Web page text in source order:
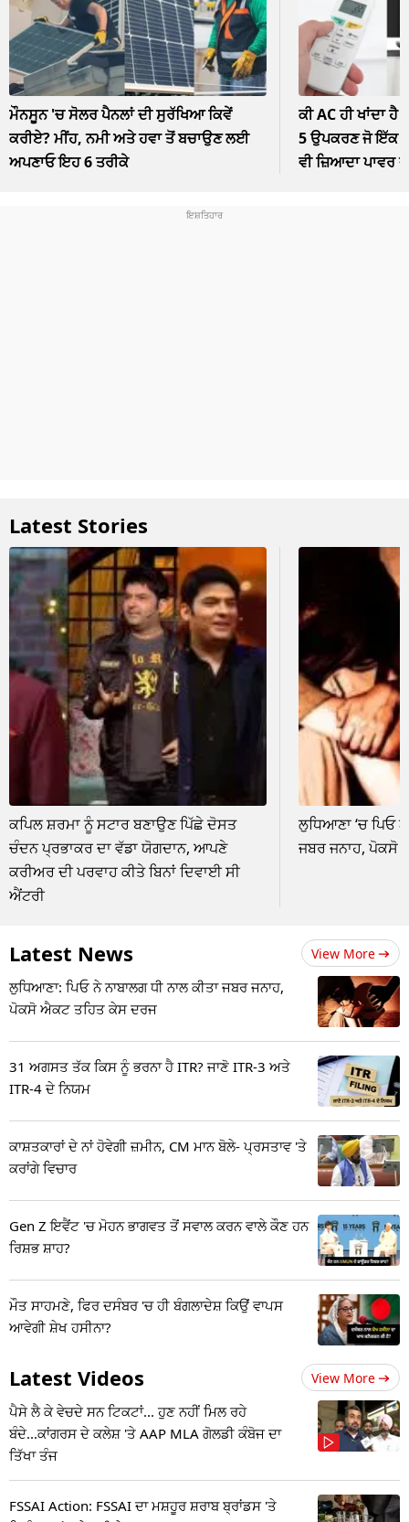
ਮੌਨਸੂਨ 'ਚ ਸੋਲਰ ਪੈਨਲਾਂ ਦੀ ਸੁਰੱਖਿਆ ਕਿਵੇਂ
ਕਰੀਏ? ਮੀਂਹ, ਨਮੀ ਅਤੇ ਹਵਾ ਤੋਂ ਬਚਾਉਣ ਲਈ
ਅਪਣਾਓ ਇਹ 6 ਤਰੀਕੇ
ਕੀ AC ਹੀ ਖਾਂਦਾ
5 ਉਪਕਰਣ ਜੋ ਇੱਕ
ਵੀ ਜ਼ਿਆਦਾ ਪਾਵਰ
Latest Stories
ਕਪਿਲ ਸ਼ਰਮਾ ਨੂੰ ਸਟਾਰ ਬਣਾਉਣ ਪਿੱਛੇ ਦੋਸਤ
ਚੰਦਨ ਪ੍ਰਭਾਕਰ ਦਾ ਵੱਡਾ ਯੋਗਦਾਨ, ਆਪਣੇ
ਕਰੀਅਰ ਦੀ ਪਰਵਾਹ ਕੀਤੇ ਬਿਨਾਂ ਦਿਵਾਈ ਸੀ
ਐਂਟਰੀ
ਲੁਧਿਆਣਾ ‘ਚ ਪਿਓ
ਜਬਰ ਜਨਾਹ, ਪੋਕਸੋ
Latest News View More
ਲੁਧਿਆਣਾ: ਪਿਓ ਨੇ ਨਾਬਾਲਗ ਧੀ ਨਾਲ ਕੀਤਾ ਜਬਰ ਜਨਾਹ,
ਪੋਕਸੋ ਐਕਟ ਤਹਿਤ ਕੇਸ ਦਰਜ
31 ਅਗਸਤ ਤੱਕ ਕਿਸ ਨੂੰ ਭਰਨਾ ਹੈ ITR? ਜਾਣੋ ITR-3 ਅਤੇ
ITR-4 ਦੇ ਨਿਯਮ
ਕਾਸ਼ਤਕਾਰਾਂ ਦੇ ਨਾਂ ਹੋਵੇਗੀ ਜ਼ਮੀਨ, CM ਮਾਨ ਬੋਲੇ- ਪ੍ਰਸਤਾਵ 'ਤੇ
ਕਰਾਂਗੇ ਵਿਚਾਰ
Gen Z ਇਵੈਂਟ 'ਚ ਮੋਹਨ ਭਾਗਵਤ ਤੋਂ ਸਵਾਲ ਕਰਨ ਵਾਲੇ ਕੌਣ ਹਨ
ਰਿਸ਼ਭ ਸ਼ਾਹ?
ਮੌਤ ਸਾਹਮਣੇ, ਫਿਰ ਦਸੰਬਰ 'ਚ ਹੀ ਬੰਗਲਾਦੇਸ਼ ਕਿਉਂ ਵਾਪਸ
ਆਵੇਗੀ ਸ਼ੇਖ ਹਸੀਨਾ?
Latest Videos View More
ਪੈਸੇ ਲੈ ਕੇ ਵੇਚਦੇ ਸਨ ਟਿਕਟਾਂ... ਹੁਣ ਨਹੀਂ ਮਿਲ ਰਹੇ
ਬੰਦੇ...ਕਾਂਗਰਸ ਦੇ ਕਲੇਸ਼ 'ਤੇ AAP MLA ਗੋਲਡੀ ਕੰਬੋਜ ਦਾ
ਤਿੱਖਾ ਤੰਜ
FSSAI Action: FSSAI ਦਾ ਮਸ਼ਹੂਰ ਸ਼ਰਾਬ ਬ੍ਰਾਂਡਸ 'ਤੇ